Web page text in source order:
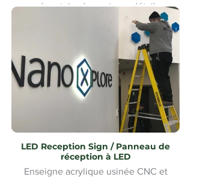
présentoirs de vente au détail.
300 présentoirs conçus, imprimés et
assemblés pour être expédiés à
l'échelle nationale comme présentoirs
de vente au détail.
LED Reception Sign / Panneau de
réception à LED
Enseigne acrylique usinée CNC et